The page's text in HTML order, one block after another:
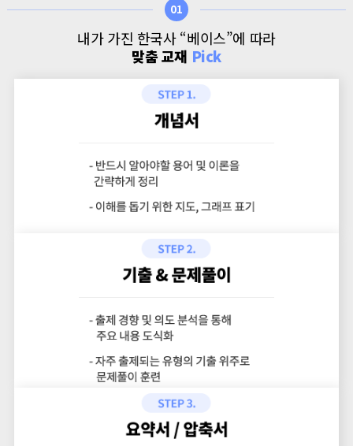
01
내가 가진 한국사 “베이스”에 따라
맞춤 교재 Pick